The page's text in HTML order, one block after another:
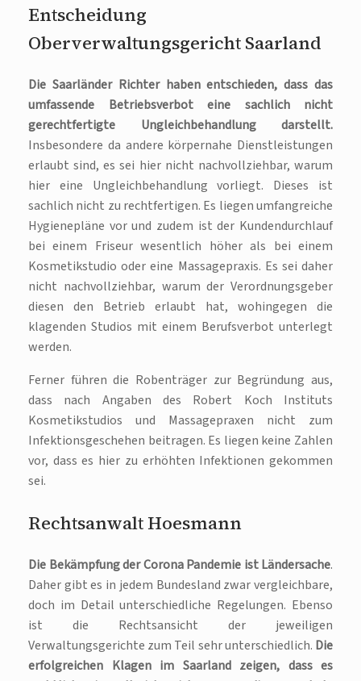
Entscheidung
Oberverwaltungsgericht Saarland
Die Saarländer Richter haben entschieden, dass das
umfassende Betriebsverbot eine sachlich nicht
gerechtfertigte Ungleichbehandlung darstellt.
Insbesondere da andere körpernahe Dienstleistungen
erlaubt sind, es sei hier nicht nachvollziehbar, warum
hier eine Ungleichbehandlung vorliegt. Dieses ist
sachlich nicht zu rechtfertigen. Es liegen umfangreiche
Hygienepläne vor und zudem ist der Kundendurchlauf
bei einem Friseur wesentlich höher als bei einem
Kosmetikstudio oder eine Massagepraxis. Es sei daher
nicht nachvollziehbar, warum der Verordnungsgeber
diesen den Betrieb erlaubt hat, wohingegen die
klagenden Studios mit einem Berufsverbot unterlegt
werden.
Ferner führen die Robenträger zur Begründung aus,
dass nach Angaben des Robert Koch Instituts
Kosmetikstudios und Massagepraxen nicht zum
Infektionsgeschehen beitragen. Es liegen keine Zahlen
vor, dass es hier zu erhöhten Infektionen gekommen
sei.
Rechtsanwalt Hoesmann
Die Bekämpfung der Corona Pandemie ist Ländersache.
Daher gibt es in jedem Bundesland zwar vergleichbare,
doch im Detail unterschiedliche Regelungen. Ebenso
ist die Rechtsansicht der jeweiligen
Verwaltungsgerichte zum Teil sehr unterschiedlich. Die
erfolgreichen Klagen im Saarland zeigen, dass es